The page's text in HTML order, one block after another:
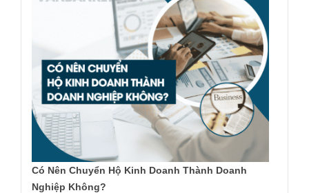
Có Nên Chuyển Hộ Kinh Doanh Thành Doanh
Nghiệp Không?